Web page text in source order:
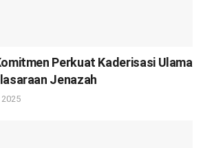
Perkuat Kaderisasi Ulama
Jenazah